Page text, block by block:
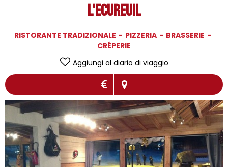
L'Ecureuil
RISTORANTE TRADIZIONALE PIZZERIA
BRASSERIE
CRÊPERIE
Aggiungi al diario di viaggio